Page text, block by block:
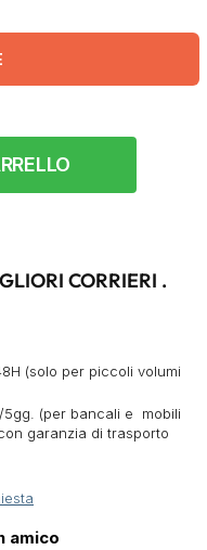
CORRIERI .
(solo per piccoli volumi
5gg. (per bancali e mobili
garanzia di trasporto
amico